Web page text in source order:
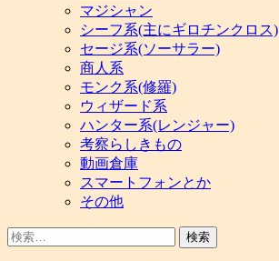
マジシャン
シーフ系(主にギロチンクロス)
セージ系(ソーサラー)
商人系
モンク系(修羅)
ウィザード系
ハンター系(レンジャー)
考察らしきもの
動画倉庫
スマートフォンとか
その他
検